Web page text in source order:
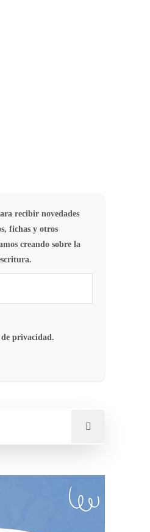
recibir novedades
fichas y otros
creando sobre la
privacidad.